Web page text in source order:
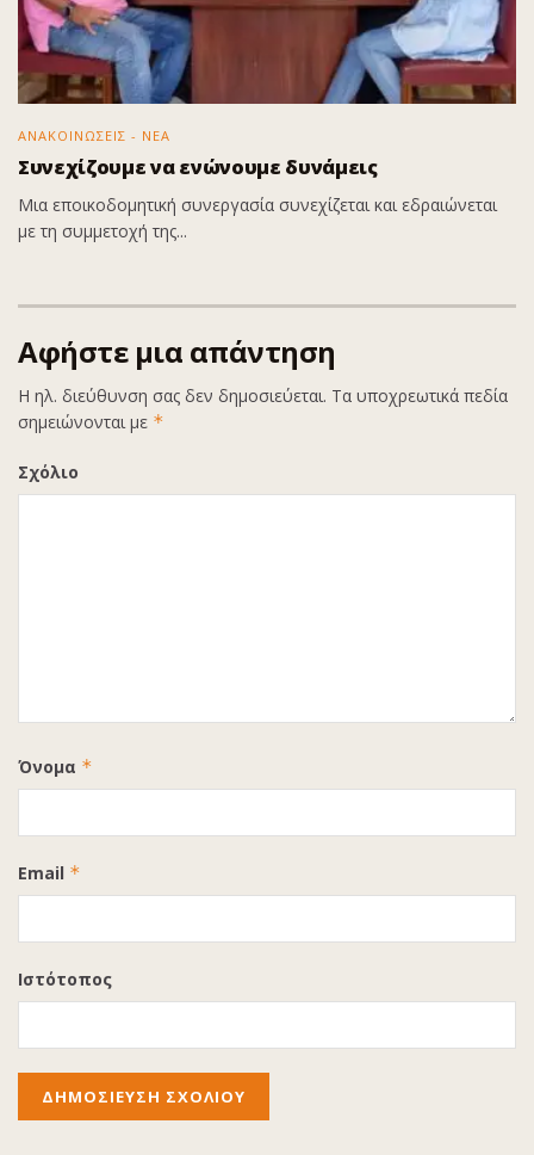
ΑΝΑΚΟΙΝΩΣΕΙΣ - ΝΕΑ
Συνεχίζουμε να ενώνουμε δυνάμεις
Μια εποικοδομητική συνεργασία συνεχίζεται και εδραιώνεται
με τη συμμετοχή της...
Αφήστε μια απάντηση
Η ηλ. διεύθυνση σας δεν δημοσιεύεται. Τα υποχρεωτικά πεδία
σημειώνονται με *
Σχόλιο
Όνομα *
Email *
Ιστότοπος